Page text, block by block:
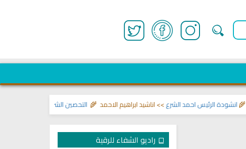
التحصين الشرعي للبيت من انشودة الرئيس احمد الشرع>> اناشيد ابراهيم الاحمد 🌾
راديو الشفاء للرقية